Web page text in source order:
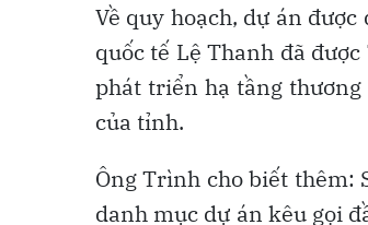
Về quy hoạch, dự án
quốc tế Lệ Thanh đã
phát triển hạ tầng
của tỉnh.
Ông Trình cho biết thêm:
danh mục dự án kêu gọi